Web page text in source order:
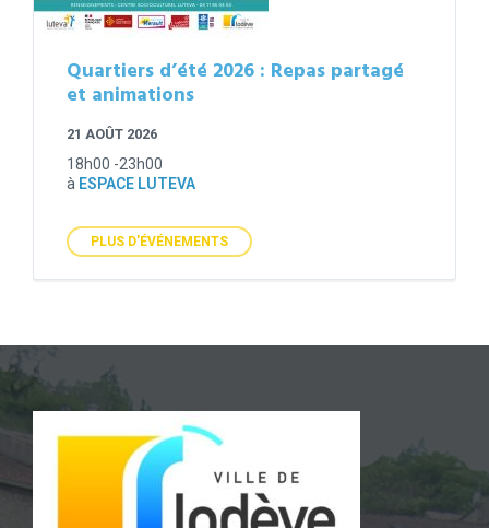
Quartiers d’été 2026 : Repas partagé
et animations
21 AOÛT 2026
18h00 -23h00
à ESPACE LUTEVA
PLUS D'ÉVÉNEMENTS